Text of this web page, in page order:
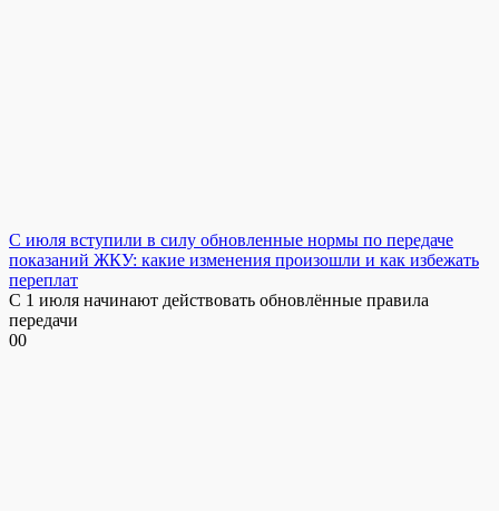
С июля вступили в силу обновленные нормы по передаче
показаний ЖКУ: какие изменения произошли и как избежать
переплат
С 1 июля начинают действовать обновлённые правила
передачи
00